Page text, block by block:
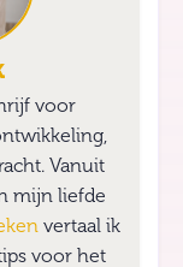
voor
Vanuit
mijn liefde
vertaal ik
voor het